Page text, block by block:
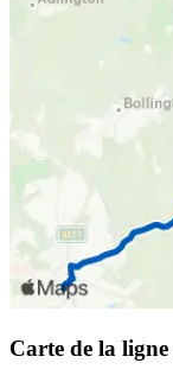
Carte de la